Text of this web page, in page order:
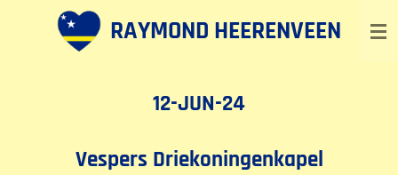
RAYMOND HEERENVEEN
12-JUN-24
Vespers Driekoningenkapel